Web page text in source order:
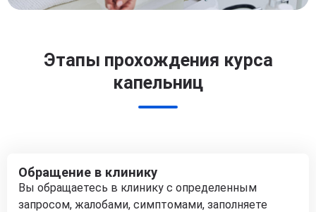
Этапы прохождения курса
капельниц
Обращение в клинику
Вы обращаетесь в клинику с определенным
запросом, жалобами, симптомами, заполняете